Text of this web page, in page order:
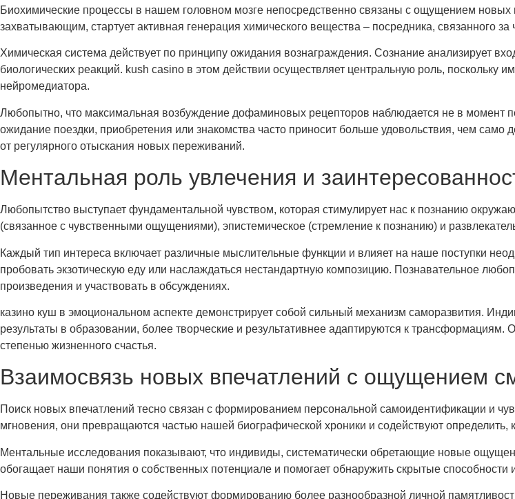
Биохимические процессы в нашем головном мозге непосредственно связаны с ощущением
захватывающим, стартует активная генерация химического вещества – посредника, связанного
Химическая система действует по принципу ожидания вознаграждения. Сознание анализирует
биологических реакций. kush casino в этом действии осуществляет центральную роль,
нейромедиатора.
Любопытно, что максимальная возбуждение дофаминовых рецепторов наблюдается не в момент
ожидание поездки, приобретения или знакомства часто приносит больше удовольствия, чем
от регулярного отыскания новых переживаний.
Ментальная роль увлечения и
Любопытство выступает фундаментальной чувством, которая стимулирует нас к познанию
(связанное с чувственными ощущениями), эпистемическое (стремление к познанию) и
Каждый тип интереса включает различные мыслительные функции и влияет на наше поступки
пробовать экзотическую еду или наслаждаться нестандартную композицию. Познавательное
произведения и участвовать в обсуждениях.
казино куш в эмоциональном аспекте демонстрирует собой сильный механизм саморазвития.
результаты в образовании, более творческие и результативнее адаптируются к
степенью жизненного счастья.
Взаимосвязь новых впечатлений с ощущением
Поиск новых впечатлений тесно связан с формированием персональной самоидентификации и
мгновения, они превращаются частью нашей биографической хроники и содействуют определить,
Ментальные исследования показывают, что индивиды, систематически обретающие новые
обогащает наши понятия о собственных потенциале и помогает обнаружить скрытые способности
Новые переживания также содействуют формированию более разнообразной личной